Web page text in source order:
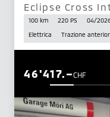
Eclipse Cross
100 km 220 PS 04/
Elettrica Trazione
CHF
46'417.–